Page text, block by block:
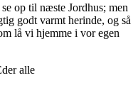
op til næste Jordhus; men
godt varmt herinde, og så
lå vi hjemme i vor egen
alle